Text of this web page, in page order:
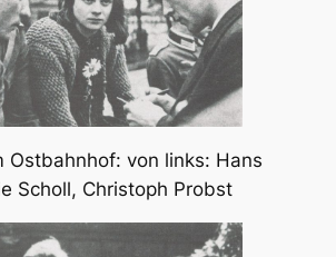
Ostbahnhof: von links: Hans
Scholl, Christoph Probst